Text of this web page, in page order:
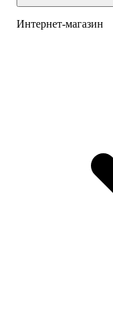
Интернет-магазин